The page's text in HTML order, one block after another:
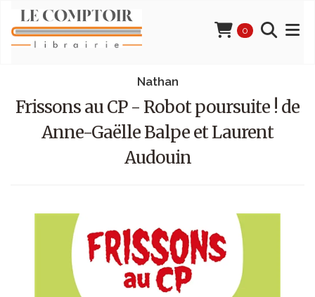
0
Nathan
Frissons au CP - Robot poursuite ! de
Anne-Gaëlle Balpe et Laurent
Audouin